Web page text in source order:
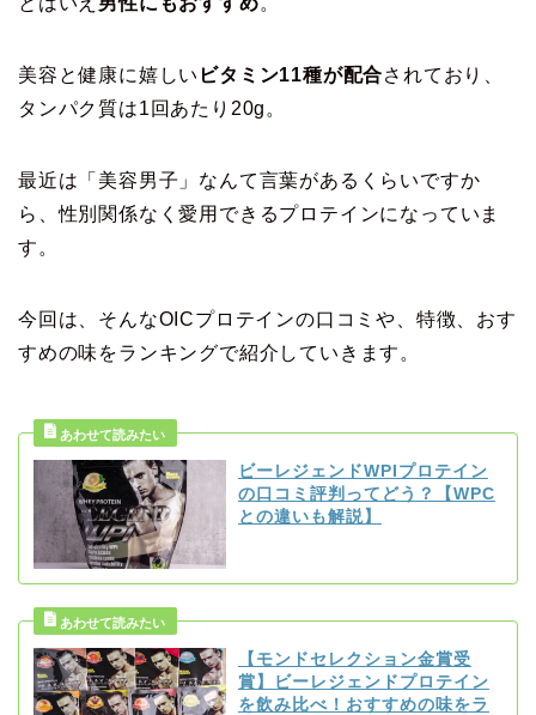
美容と健康に嬉しい ビタミン11種が配合されており、
タンパク質は1回あたり20g。
最近は「美容男子」なんて言葉があるくらいですか
ら、性別関係なく愛用できるプロテインになっていま
す。
今回は、そんなOICプロテインの口コミや、特徴、おす
すめの味をランキングで紹介していきます。
ビーレジェンドWPIプロテイン
の口コミ評判ってどう？【WPC
との違いも解説】
【モンドセレクション金賞受
賞】ビーレジェンドプロテイン
を飲み比べ！おすすめの味をラ